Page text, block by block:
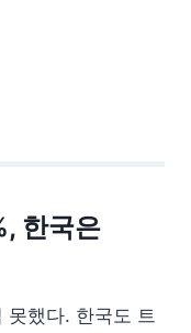
한국은
못했다. 한국도 트